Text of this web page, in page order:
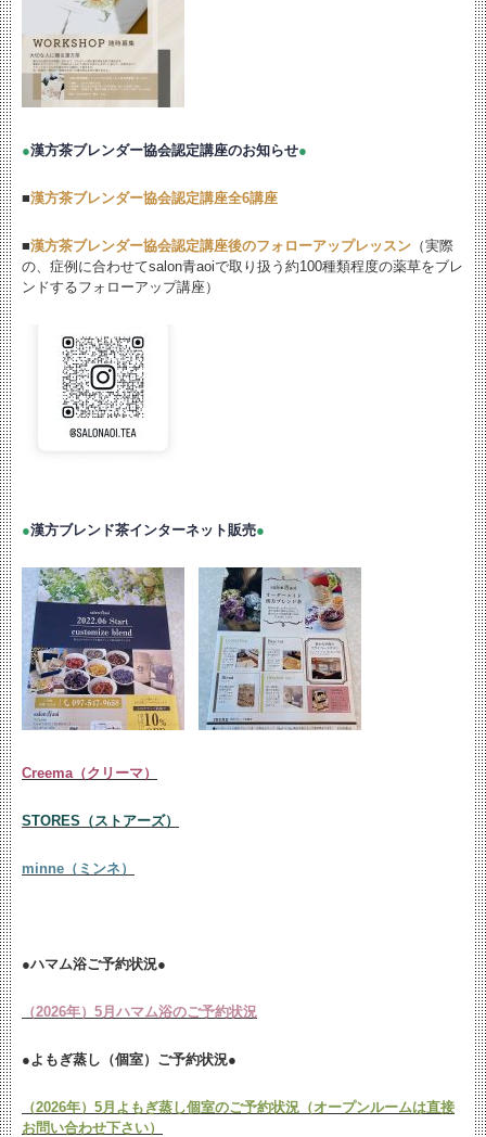
●漢方茶ブレンダー協会認定講座のお知らせ●
■漢方茶ブレンダー協会認定講座全6講座
■漢方茶ブレンダー協会認定講座後のフォローアップレッスン （実際
の、症例に合わせてsalon青aoiで取り扱う約100種類程度の薬草をブレ
ンドするフォローアップ講座）
●漢方ブレンド茶インターネット販売●
Creema（クリーマ）
STORES（ストアーズ）
minne（ミンネ）
●ハマム浴ご予約状況●
（2026年）5月ハマム浴のご予約状況
●よもぎ蒸し（個室）ご予約状況●
（2026年）5月よもぎ蒸し個室のご予約状況（オープンルームは直接
お問い合わせ下さい）